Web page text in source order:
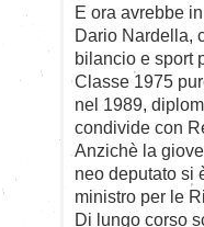
E ora avrebbe
Dario Nardella,
bilancio e sport
Classe 1975
nel 1989,
condivide con
Anzichè la
neo deputato si
ministro per le
Di lungo corso